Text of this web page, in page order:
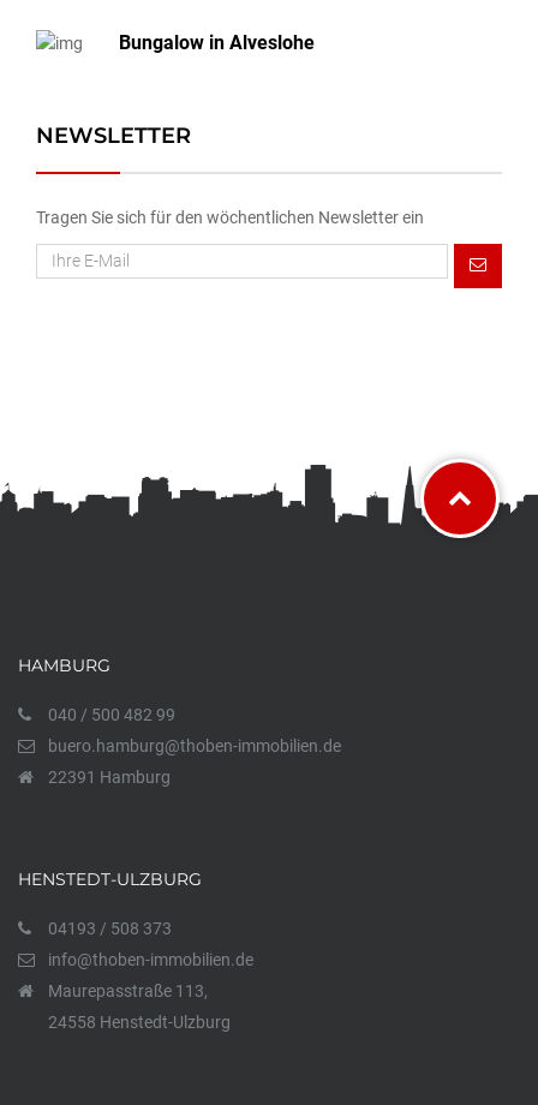
Bungalow in Alveslohe
NEWSLETTER
Tragen Sie sich für den wöchentlichen Newsletter ein
HAMBURG
040 / 500 482 99
buero.hamburg@thoben-immobilien.de
22391 Hamburg
HENSTEDT-ULZBURG
04193 / 508 373
info@thoben-immobilien.de
Maurepasstraße 113,
24558 Henstedt-Ulzburg